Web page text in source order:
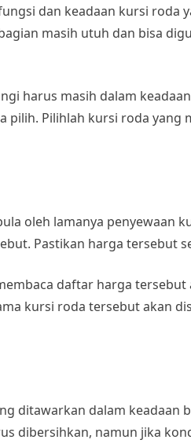
dan keadaan kursi roda
masih utuh dan bisa
harus masih dalam
Pilihlah kursi roda
oleh lamanya penyewaan
Pastikan harga tersebut
daftar harga
kursi roda tersebut akan
ditawarkan dalam
dibersihkan, namun jika